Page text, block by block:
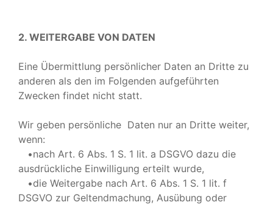
2. WEITERGABE VON DATEN
Eine Übermittlung persönlicher Daten an Dritte zu
anderen als den im Folgenden aufgeführten
Zwecken findet nicht statt.
Wir geben persönliche Daten nur an Dritte weiter,
wenn:
•nach Art. 6 Abs. 1 S. 1 lit. a DSGVO dazu die
ausdrückliche Einwilligung erteilt wurde,
•die Weitergabe nach Art. 6 Abs. 1 S. 1 lit. f
DSGVO zur Geltendmachung, Ausübung oder